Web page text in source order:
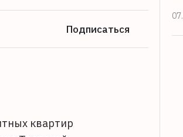
Подписаться
квартир